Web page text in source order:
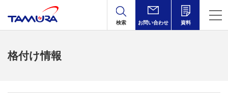
検索 お問い合わせ 資料
格付け情報